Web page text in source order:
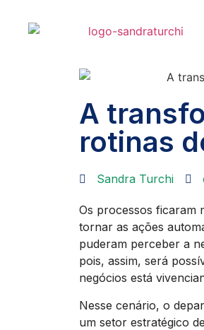
A
rotinas
Sandra Turchi
Os processos ficaram
tornar as ações
puderam perceber a
pois, assim, será
negócios está
Nesse cenário, o
um setor estratégico